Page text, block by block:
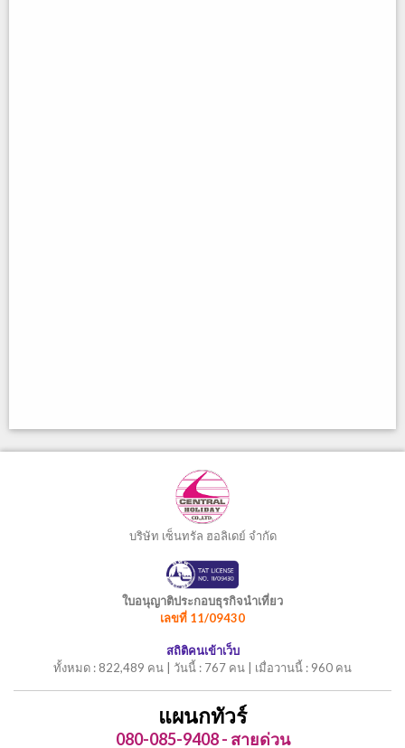
บริษัท เซ็นทรัล ฮอลิเดย์ จำกัด
ใบอนุญาติประกอบธุรกิจนำเที่ยว
เลขที่ 11/09430
สถิติคนเข้าเว็บ
ทั้งหมด : 822,489 คน | วันนี้ : 767 คน | เมื่อวานนี้ : 960 คน
แผนกทัวร์
080-085-9408 - สายด่วน